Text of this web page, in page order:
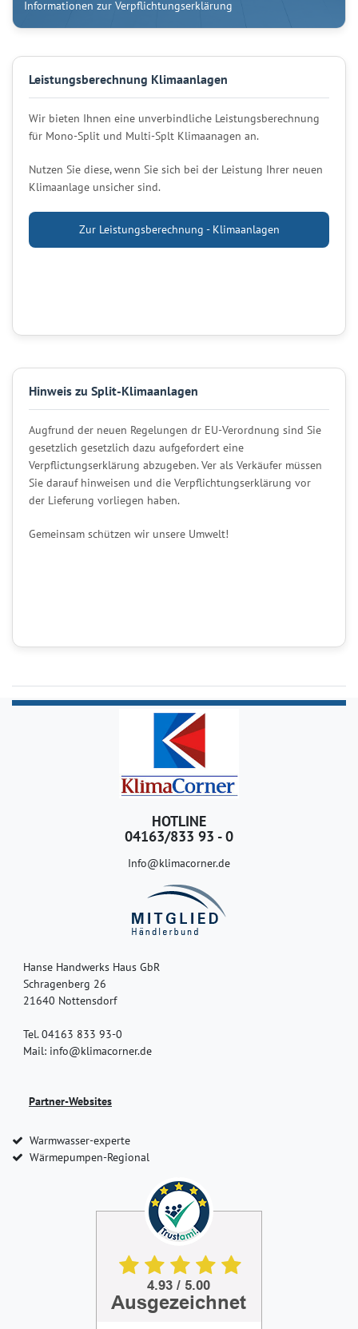
Informationen zur Verpflichtungserklärung
Leistungsberechnung Klimaanlagen
Wir bieten Ihnen eine unverbindliche Leistungsberechnung
für Mono-Split und Multi-Splt Klimaanagen an.
Nutzen Sie diese, wenn Sie sich bei der Leistung Ihrer neuen
Klimaanlage unsicher sind.
Zur Leistungsberechnung - Klimaanlagen
Hinweis zu Split-Klimaanlagen
Augfrund der neuen Regelungen dr EU-Verordnung sind Sie
gesetzlich gesetzlich dazu aufgefordert eine
Verpflictungserklärung abzugeben. Ver als Verkäufer müssen
Sie darauf hinweisen und die Verpflichtungserklärung vor
der Lieferung vorliegen haben.
Gemeinsam schützen wir unsere Umwelt!
HOTLINE
04163/833 93 - 0
Info@klimacorner.de
Hanse Handwerks Haus GbR
Schragenberg 26
21640 Nottensdorf
Tel. 04163 833 93-0
Mail: info@klimacorner.de
Partner-Websites
Warmwasser-experte
Wärmepumpen-Regional